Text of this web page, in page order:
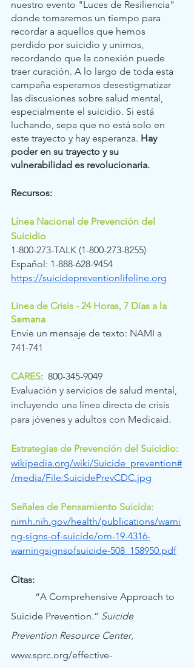
nuestro evento "Luces de Resiliencia"
donde tomaremos un tiempo para
recordar a aquellos que hemos
perdido por suicidio y unirnos,
recordando que la conexión puede
traer curación. A lo largo de toda esta
campaña esperamos desestigmatizar
las discusiones sobre salud mental,
especialmente el suicidio. Si está
luchando, sepa que no está solo en
este trayecto y hay esperanza. Hay
poder en su trayecto y su
vulnerabilidad es revolucionaria.
Recursos:
Línea Nacional de Prevención del
Suicidio
1-800-273-TALK (1-800-273-8255)
Español: 1-888-628-9454
https://suicidepreventionlifeline.org
Linea de Crisis - 24 Horas, 7 Días a la
Semana
Envíe un mensaje de texto: NAMI a
741-741
CARES: 800-345-9049
Evaluación y servicios de salud mental,
incluyendo una línea directa de crisis
para jóvenes y adultos con Medicaid.
Estrategias de Prevención del Suicidio:
wikipedia.org/wiki/Suicide_prevention#
/media/File:SuicidePrevCDC.jpg
Señales de Pensamiento Suicida:
nimh.nih.gov/health/publications/warni
ng-signs-of-suicide/om-19-4316-
warningsignsofsuicide-508_158950.pdf
Citas:
Suicide Prevention.” Suicide
Prevention Resource Center,
www.sprc.org/effective-